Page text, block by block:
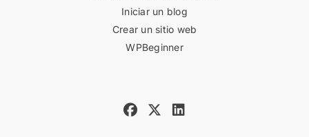
Iniciar un blog
Crear un sitio web
WPBeginner